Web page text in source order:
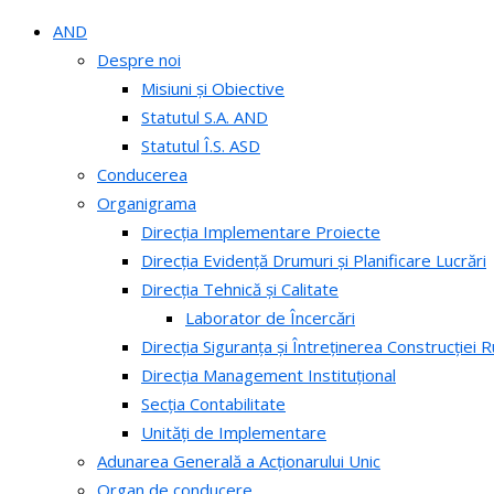
AND
Despre noi
Misiuni și Obiective
Statutul S.A. AND
Statutul Î.S. ASD
Conducerea
Organigrama
Direcția Implementare Proiecte
Direcția Evidență Drumuri și Planificare Lucrări
Direcția Tehnică și Calitate
Laborator de Încercări
Direcția Siguranța și Întreținerea Construcției
Direcția Management Instituțional
Secția Contabilitate
Unități de Implementare
Adunarea Generală a Acționarului Unic
Organ de conducere